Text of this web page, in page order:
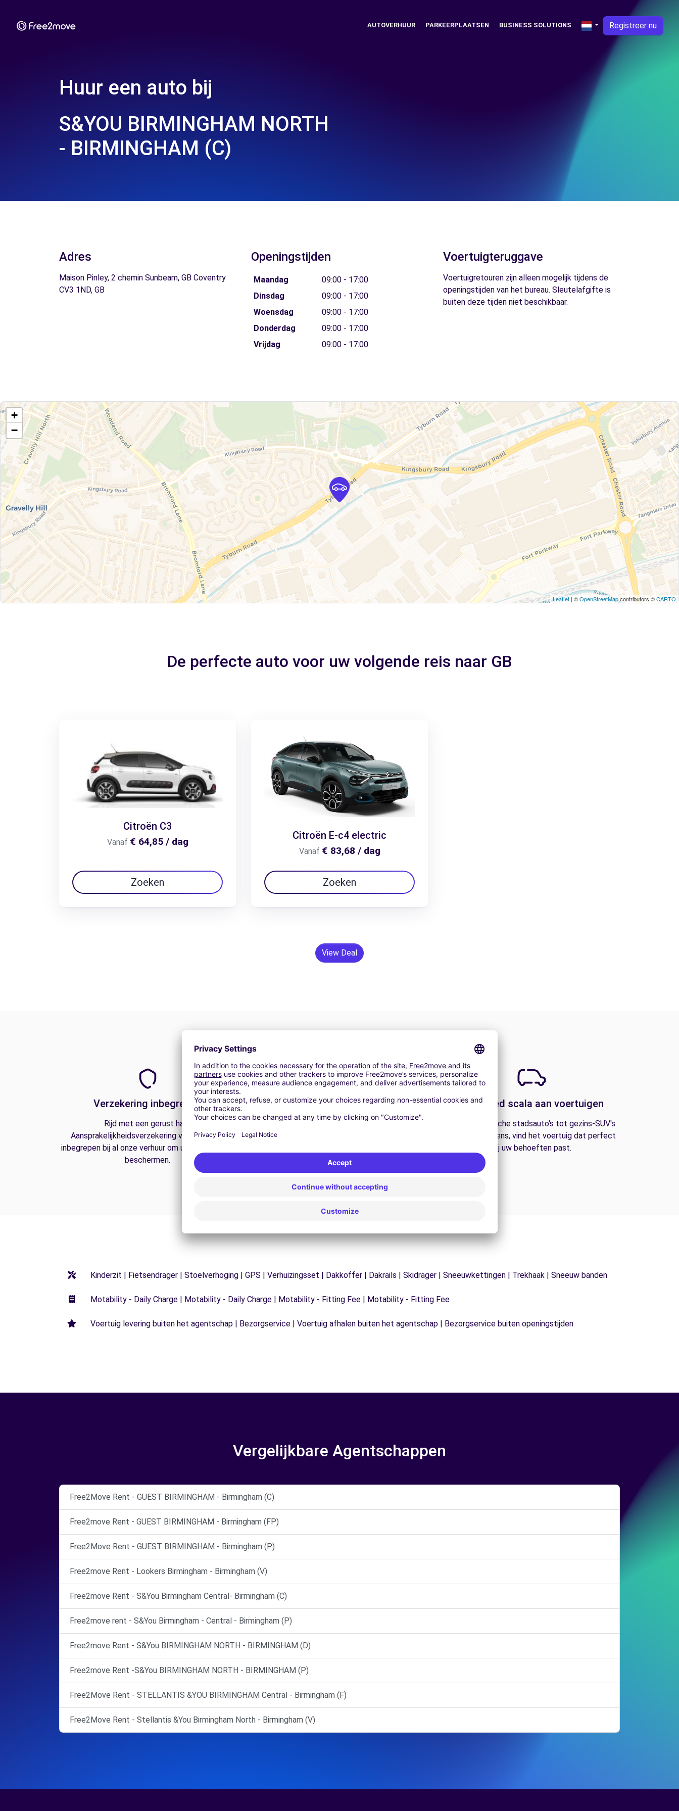
AUTOVERHUUR PARKEERPLAATSEN BUSINESS SOLUTIONS Registreer nu
Huur een auto bij
S&YOU BIRMINGHAM NORTH
- BIRMINGHAM (C)
Adres
Maison Pinley, 2 chemin Sunbeam, GB Coventry
CV3 1ND, GB
Openingstijden
Maandag
09:00 - 17:00
Dinsdag
09:00 - 17:00
Woensdag
09:00 - 17:00
Donderdag
09:00 - 17:00
Vrijdag
09:00 - 17:00
Voertuigteruggave
Voertuigretouren zijn alleen mogelijk tijdens de
openingstijden van het bureau. Sleutelafgifte is
buiten deze tijden niet beschikbaar.
+
−
Leaflet| ©OpenStreetMapcontributors ©CARTO
De perfecte auto voor uw volgende reis naar GB
Citroën C3
Vanaf € 64,85 / dag
Zoeken
Citroën E-c4 electric
Vanaf € 83,68 / dag
Zoeken
View Deal
Verzekering inbegrepen
Rijd met een gerust hart.
Aansprakelijkheidsverzekering van derden is
inbegrepen bij al onze verhuur om u op de weg te
beschermen.
24/7 Assistentie
Problemen op de weg? Onze
ondersteuningsdienst is te allen tijde beschikbaar
Een breed scala aan voertuigen
Van economische stadsauto's tot gezins-SUV's
en bestelwagens, vind het voertuig dat perfect
bij uw behoeften past.
Kinderzit | Fietsendrager | Stoelverhoging | GPS | Verhuizingsset | Dakkoffer | Dakrails | Skidrager | Sneeuwkettingen | Trekhaak | Sneeuw banden
Motability - Daily Charge | Motability - Daily Charge | Motability - Fitting Fee | Motability - Fitting Fee
Voertuig levering buiten het agentschap | Bezorgservice | Voertuig afhalen buiten het agentschap | Bezorgservice buiten openingstijden
Vergelijkbare Agentschappen
Free2Move Rent - GUEST BIRMINGHAM - Birmingham (C)
Free2move Rent - GUEST BIRMINGHAM - Birmingham (FP)
Free2Move Rent - GUEST BIRMINGHAM - Birmingham (P)
Free2move Rent - Lookers Birmingham - Birmingham (V)
Free2move Rent - S&You Birmingham Central- Birmingham (C)
Free2move rent - S&You Birmingham - Central - Birmingham (P)
Free2move Rent - S&You BIRMINGHAM NORTH - BIRMINGHAM (D)
Free2move Rent -S&You BIRMINGHAM NORTH - BIRMINGHAM (P)
Free2Move Rent - STELLANTIS &YOU BIRMINGHAM Central - Birmingham (F)
Free2Move Rent - Stellantis &You Birmingham North - Birmingham (V)